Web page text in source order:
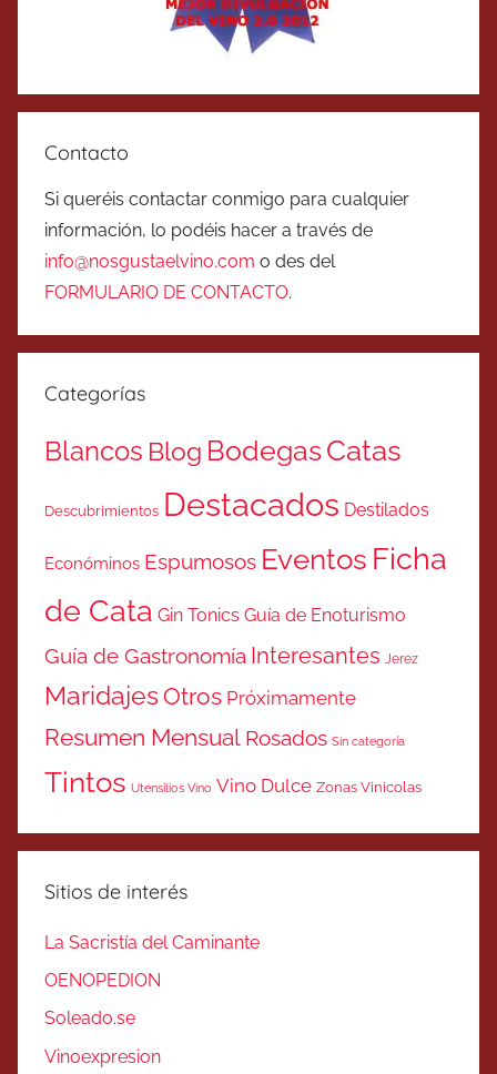
Contacto
Si queréis contactar conmigo para cualquier
información, lo podéis hacer a través de
info@nosgustaelvino.com o des del
FORMULARIO DE CONTACTO.
Categorías
Blancos Blog BodegasCatas
Descubrimientos Destacados Destilados
Económinos Espumosos Eventos Ficha
de Cata Gin Tonics Guía de Enoturismo
Guía de Gastronomía Interesantes Jerez
MaridajesOtros Próximamente
Resumen Mensual Rosados Sin categoría
Tintos Utensilios Vino Vino Dulce Zonas Vinicolas
Sitios de interés
La Sacristía del Caminante
OENOPEDION
Soleado.se
Vinoexpresion